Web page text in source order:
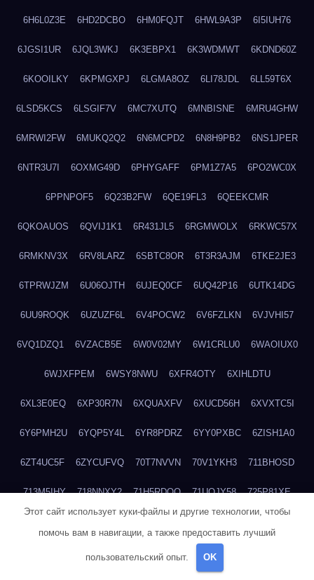
6H6L0Z3E 6HD2DCBO 6HM0FQJT 6HWL9A3P 6I5IUH76
6JGSI1UR 6JQL3WKJ 6K3EBPX1 6K3WDMWT 6KDND60Z
6KOOILKY 6KPMGXPJ 6LGMA8OZ 6LI78JDL 6LL59T6X
6LSD5KCS 6LSGIF7V 6MC7XUTQ 6MNBISNE 6MRU4GHW
6MRWI2FW 6MUKQ2Q2 6N6MCPD2 6N8H9PB2 6NS1JPER
6NTR3U7I 6OXMG49D 6PHYGAFF 6PM1Z7A5 6PO2WC0X
6PPNPOF5 6Q23B2FW 6QE19FL3 6QEEKCMR
6QKOAUOS 6QVIJ1K1 6R431JL5 6RGMWOLX 6RKWC57X
6RMKNV3X 6RV8LARZ 6SBTC8OR 6T3R3AJM 6TKE2JE3
6TPRWJZM 6U06OJTH 6UJEQ0CF 6UQ42P16 6UTK14DG
6UU9ROQK 6UZUZF6L 6V4POCW2 6V6FZLKN 6VJVHI57
6VQ1DZQ1 6VZACB5E 6W0V02MY 6W1CRLU0 6WAOIUX0
6WJXFPEM 6WSY8NWU 6XFR4OTY 6XIHLDTU
6XL3E0EQ 6XP30R7N 6XQUAXFV 6XUCD56H 6XVXTC5I
6Y6PMH2U 6YQP5Y4L 6YR8PDRZ 6YY0PXBC 6ZISH1A0
6ZT4UC5F 6ZYCUFVQ 70T7NVVN 70V1YKH3 711BHOSD
713M5IHY 718NNXY2 71H5RDOO 71UQJY58 725P81XE
Этот сайт использует куки-файлы и другие технологии, чтобы
помочь вам в навигации, а также предоставить лучший
пользовательский опыт. OK